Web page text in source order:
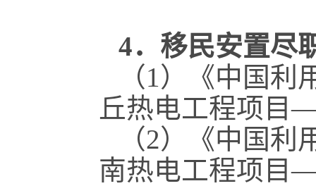
4．移民安置尽
（1）《中国
丘热电工程项目
（2）《中国
南热电工程项目